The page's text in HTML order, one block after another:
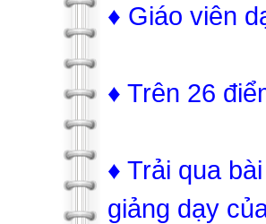
♦ Giáo viên
♦ Trên 26
♦ Trải qua
giảng dạy